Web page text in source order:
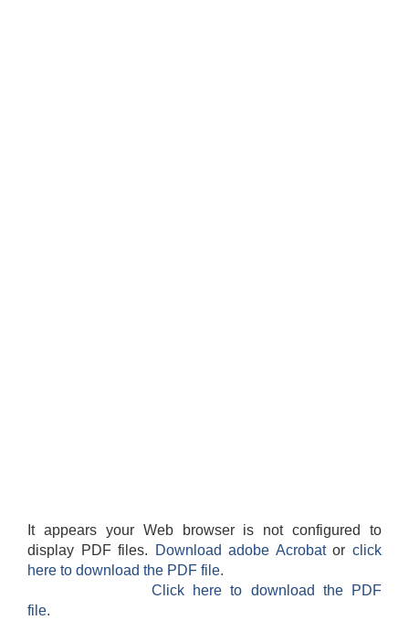
It appears your Web browser is not configured to
display PDF files.
Download adobe Acrobatorclick
here to download the PDF file.
Click here to download the PDF
file.